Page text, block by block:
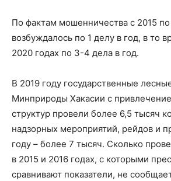
По фактам мошенничества с 2015 по
возбуждалось по 1 делу в год, в то
2020 годах по 3-4 дела в год.
В 2019 году государственные
Минприроды Хакасии с
структур провели более 6,5 тысяч
надзорных мероприятий, рейдов и
году – более 7 тысяч. Сколько
в 2015 и 2016 годах, с которыми
сравнивают показатели, не